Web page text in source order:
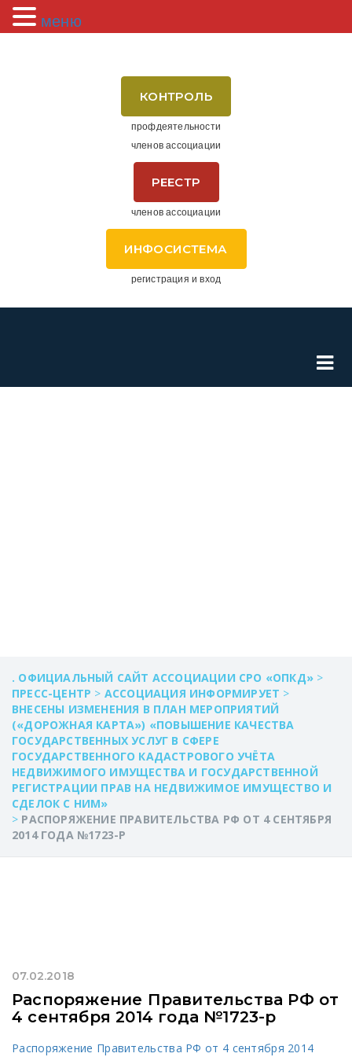
КОНТРОЛЬ
профдеятельности
членов ассоциации
РЕЕСТР
членов ассоциации
ИНФОСИСТЕМА
регистрация и вход
. ОФИЦИАЛЬНЫЙ САЙТ АССОЦИАЦИИ СРО «ОПКД» >
ПРЕСС-ЦЕНТР > АССОЦИАЦИЯ ИНФОРМИРУЕТ >
ВНЕСЕНЫ ИЗМЕНЕНИЯ В ПЛАН МЕРОПРИЯТИЙ
(«ДОРОЖНАЯ КАРТА») «ПОВЫШЕНИЕ КАЧЕСТВА
ГОСУДАРСТВЕННЫХ УСЛУГ В СФЕРЕ
ГОСУДАРСТВЕННОГО КАДАСТРОВОГО УЧЁТА
НЕДВИЖИМОГО ИМУЩЕСТВА И ГОСУДАРСТВЕННОЙ
РЕГИСТРАЦИИ ПРАВ НА НЕДВИЖИМОЕ ИМУЩЕСТВО И
СДЕЛОК С НИМ»
> РАСПОРЯЖЕНИЕ ПРАВИТЕЛЬСТВА РФ ОТ 4 СЕНТЯБРЯ
2014 ГОДА №1723-Р
07.02.2018
Распоряжение Правительства РФ от
4 сентября 2014 года №1723-р
Распоряжение Правительства РФ от 4 сентября 2014
меню